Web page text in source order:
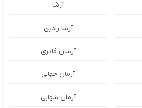
آرشا
آرشا رادین
آرشان قادری
آرمان جهانی
آرمان شهابی